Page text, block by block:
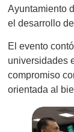
Ayuntamiento
el desarrollo
El evento
universidades
compromiso
orientada al